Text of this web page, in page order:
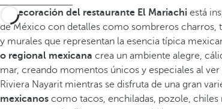
decoración del restaurante El Mariachi está
de México con detalles como sombreros charros,
y murales que representan la esencia típica
o regional mexicana crea un ambiente alegre,
mar, creando momentos únicos y especiales al
Riviera Nayarit mientras se disfruta de una gran
mexicanos como tacos, enchiladas, pozole, chiles